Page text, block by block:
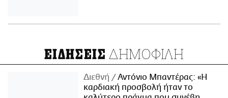
ΕΙΔΗΣΕΙΣ ΔΗΜΟΦΙΛΗ
Διεθνή
Αντόνιο Μπαντέρας: «Η
καρδιακή προσβολή ήταν το